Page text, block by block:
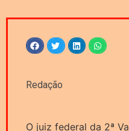
Redação
O juiz federal da 2ª